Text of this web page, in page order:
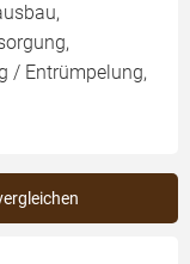
/ Entrümpelung,